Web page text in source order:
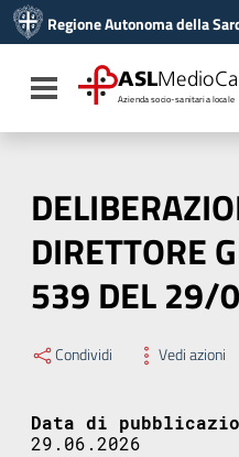
Vai al menu di navigazione
Vai al footer
Regione Autonoma della
Toggle navigation
ASL
Azienda socio-sanitaria locale
DIRETTORE
539 DEL
Condividi Vedi azioni
Data di
29.06.2026